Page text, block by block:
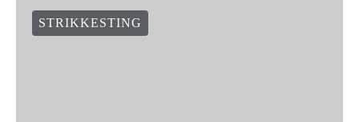
STRIKKESTING